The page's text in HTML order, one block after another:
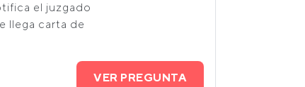
el juzgado
llega carta de
VER PREGUNTA